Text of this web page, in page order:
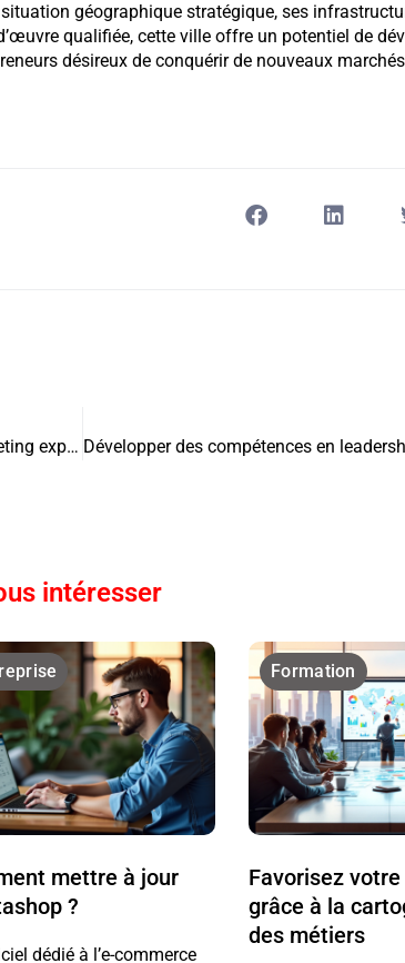
géographique stratégique, ses
qualifiée, cette ville offre un potentiel de
désireux de conquérir de nouveaux
Les erreurs courantes à éviter dans le marketing expérimental pour les entreprises de tourisme
intéresser
mettre à jour
?
dédié à l’e-commerce
Formation
Favorisez
grâce à la
des métiers